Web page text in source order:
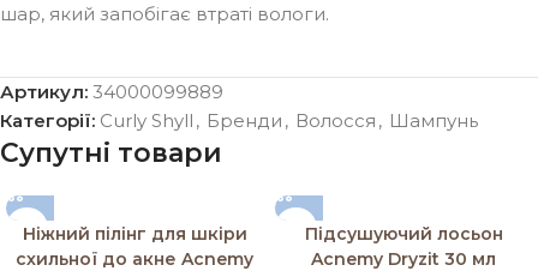
шар, який запобігає втраті вологи.
Артикул: 34000099889
Категорії: Curly Shyll , Бренди , Волосся , Шампунь
Супутні товари
Ніжний пілінг для шкіри
схильної до акне Acnemy
Підсушуючий лосьон
Acnemy Dryzit 30 мл